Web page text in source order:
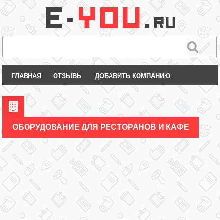
ГЛАВНАЯ ОТЗЫВЫ ДОБАВИТЬ КОМПАНИЮ
ОБОРУДОВАНИЕ ДЛЯ РЕСТОРАНОВ И КАФЕ